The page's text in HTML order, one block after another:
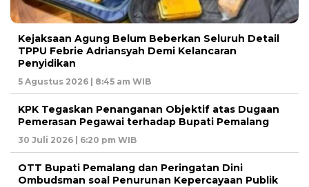
Kejaksaan Agung Belum Beberkan Seluruh Detail
TPPU Febrie Adriansyah Demi Kelancaran
Penyidikan
5 Agustus 2026 | 8:45 am WIB
KPK Tegaskan Penanganan Objektif atas Dugaan
Pemerasan Pegawai terhadap Bupati Pemalang
30 Juli 2026 | 6:20 pm WIB
OTT Bupati Pemalang dan Peringatan Dini
Ombudsman soal Penurunan Kepercayaan Publik